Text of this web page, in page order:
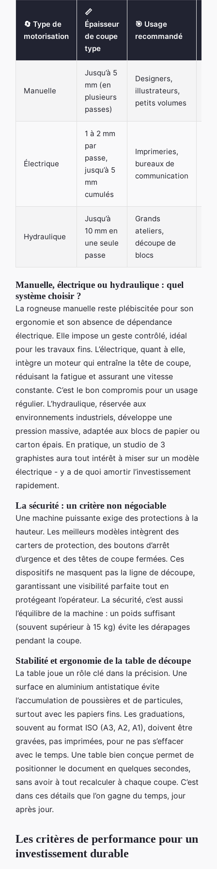
🔄 Type de
motorisation
📏
Épaisseur
de coupe
type
🎯 Usage
recommandé
Manuelle
Jusqu’à 5
mm (en
plusieurs
passes)
Designers,
illustrateurs,
petits volumes
Électrique
1 à 2 mm
par
passe,
jusqu’à 5
mm
cumulés
Imprimeries,
bureaux de
communication
Hydraulique
Jusqu’à
10 mm en
une seule
passe
Grands
ateliers,
découpe de
blocs
Manuelle, électrique ou hydraulique : quel
système choisir ?
La rogneuse manuelle reste plébiscitée pour son
ergonomie et son absence de dépendance
électrique. Elle impose un geste contrôlé, idéal
pour les travaux fins. L’électrique, quant à elle,
intègre un moteur qui entraîne la tête de coupe,
réduisant la fatigue et assurant une vitesse
constante. C’est le bon compromis pour un usage
régulier. L’hydraulique, réservée aux
environnements industriels, développe une
pression massive, adaptée aux blocs de papier ou
carton épais. En pratique, un studio de 3
graphistes aura tout intérêt à miser sur un modèle
électrique - y a de quoi amortir l’investissement
rapidement.
La sécurité : un critère non négociable
Une machine puissante exige des protections à la
hauteur. Les meilleurs modèles intègrent des
carters de protection, des boutons d’arrêt
d’urgence et des têtes de coupe fermées. Ces
dispositifs ne masquent pas la ligne de découpe,
garantissant une visibilité parfaite tout en
protégeant l’opérateur. La sécurité, c’est aussi
l’équilibre de la machine : un poids suffisant
(souvent supérieur à 15 kg) évite les dérapages
pendant la coupe.
Stabilité et ergonomie de la table de découpe
La table joue un rôle clé dans la précision. Une
surface en aluminium antistatique évite
l’accumulation de poussières et de particules,
surtout avec les papiers fins. Les graduations,
souvent au format ISO (A3, A2, A1), doivent être
gravées, pas imprimées, pour ne pas s’effacer
avec le temps. Une table bien conçue permet de
positionner le document en quelques secondes,
sans avoir à tout recalculer à chaque coupe. C’est
dans ces détails que l’on gagne du temps, jour
après jour.
Les critères de performance pour un
investissement durable